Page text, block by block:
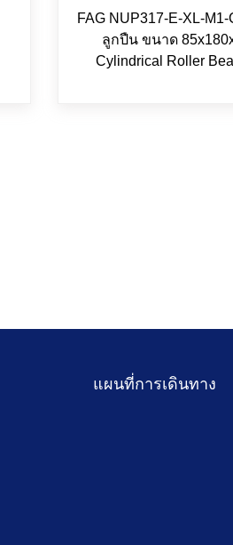
FAG NUP317-E-XL-
ลูกปืน ขนาด
Cylindrical Roller
แผนที่การเดินทาง